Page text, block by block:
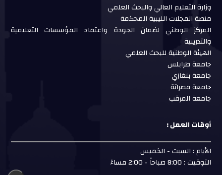
وزارة التعليم العالي والبحث العلمي
منصة المجلات الليبية المحكمة
المركز الوطني لضمان الجودة واعتماد المؤسسات التعليمية
والتدريبية
الهيئة الوطنية للبحث العلمي
جامعة طرابلس
جامعة بنغازي
جامعة مصراتة
جامعة المرقب
أوقات العمل :
الأيام : السبت - الخميس
التوقيت : 8:00 صباحاً - 2:00 مساءً